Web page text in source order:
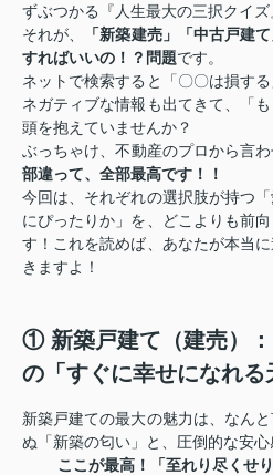
ずぶつかる『人生最大の三択クイズ
それが、
「新築建売」「中古戸建
すればいいの！？問題です。
ネットで検索すると「〇〇は損す
ネガティブな情報も出てきて、「
頭を抱えていませんか？
ぶっちゃけ、不動産のプロから言
部違って、全部最高です！！
今回は、それぞれの選択肢が持つ
にぴったりか」を、どこよりも前
す！これを読めば、あなたが本当
きますよ！
① 新築戸建て（建売）
の「すぐに幸せになれる
新築戸建ての最大の魅力は、なん
ぬ「新築の匂い」と、圧倒的な安心
ここが最高！「至れり尽くせ